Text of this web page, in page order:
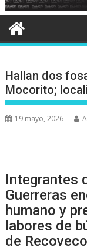
Hallan dos
Mocorito;
19 mayo, 2026
Integrantes
Guerreras
humano y
labores de
de